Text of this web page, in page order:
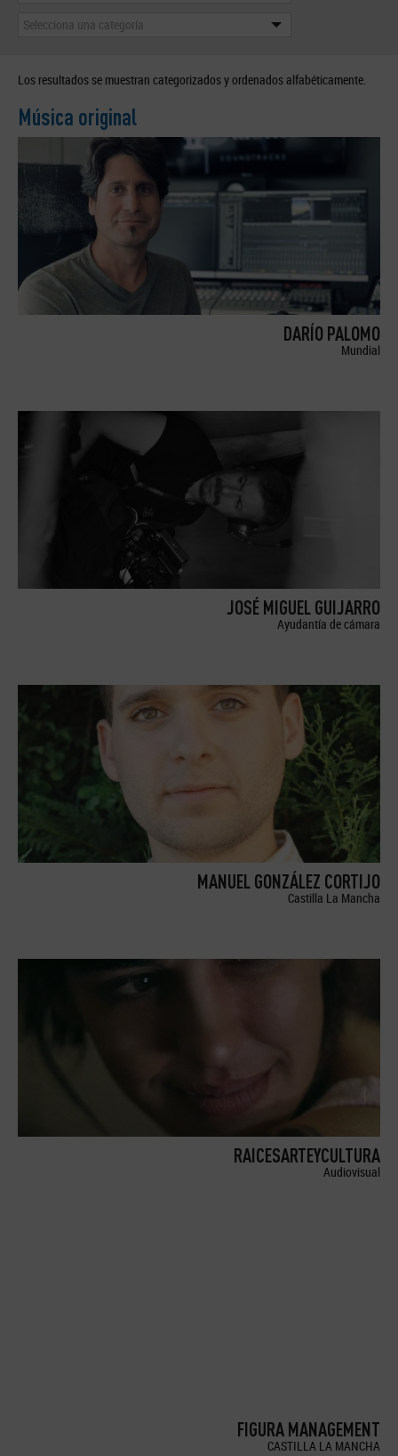
Selecciona una categoría
Los resultados se muestran categorizados y ordenados alfabéticamente.
Música original
DARÍO PALOMO
Mundial
JOSÉ MIGUEL GUIJARRO
Ayudantía de cámara
MANUEL GONZÁLEZ CORTIJO
Castilla La Mancha
RAICESARTEYCULTURA
Audiovisual
FIGURA MANAGEMENT
CASTILLA LA MANCHA